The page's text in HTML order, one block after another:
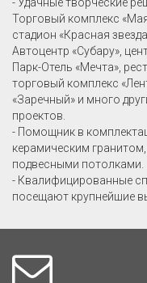
- Удачные творческие
Торговый комплекс
стадион «Красная
Автоцентр «Субару»,
Парк-Отель «Мечта»,
торговый комплекс
«Заречный» и много
проектов.
- Помощник в
керамическим
подвесными потолками.
- Квалифицированные
посещают крупнейшие